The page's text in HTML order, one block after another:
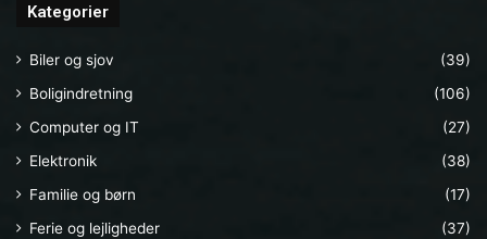
Kategorier
Biler og sjov
(39)
Boligindretning
(106)
Computer og IT
(27)
Elektronik
(38)
Familie og børn
(17)
Ferie og lejligheder
(37)